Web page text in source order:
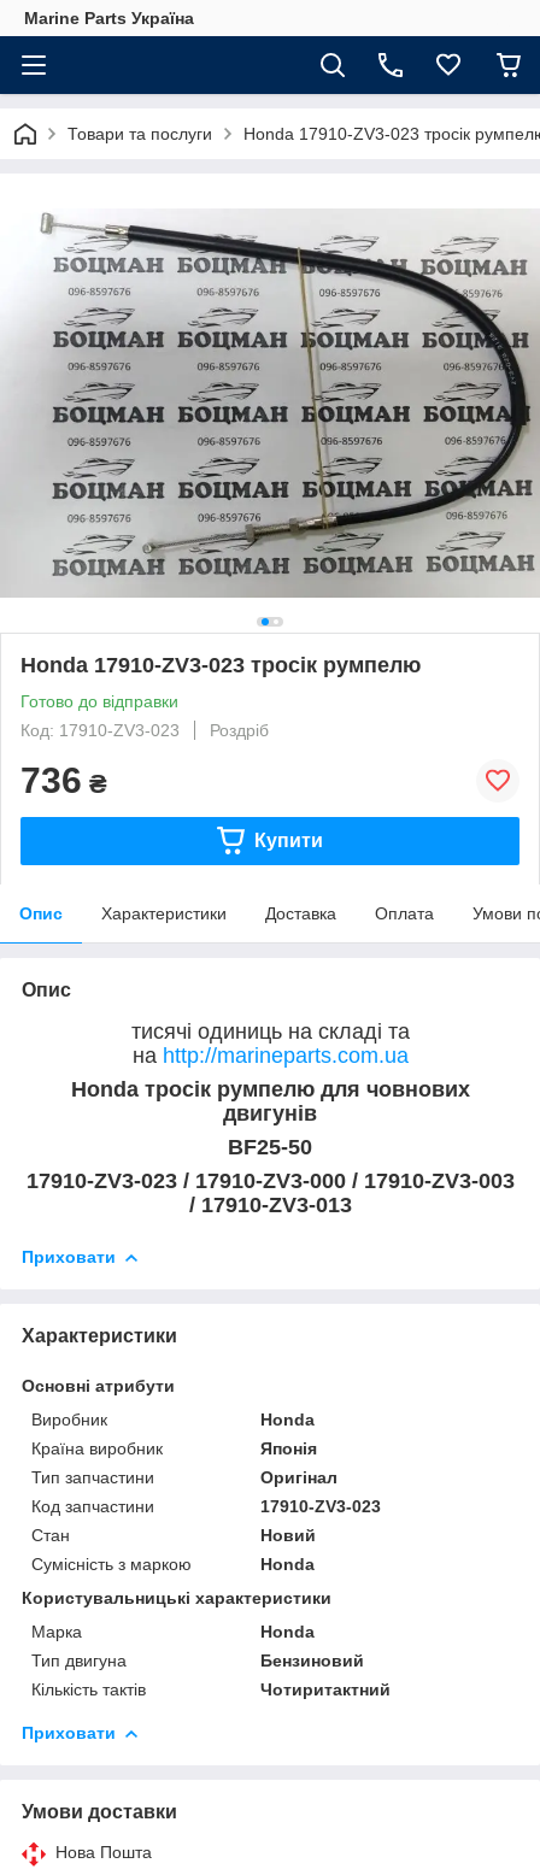
Marine Parts Україна
Товари та послуги Honda 17910-ZV3-023 тросік
Honda 17910-ZV3-023 тросік румпелю
Готово до відправки
Код: 17910-ZV3-023
Роздріб
736 ₴
Купити
Опис Характеристики Доставка Оплата Умови
Опис
тисячі одиниць на складі та
на http://marineparts.com.ua
Honda тросік румпелю для човнових
двигунів
BF25-50
17910-ZV3-023 / 17910-ZV3-000 / 17910-ZV3-003
/ 17910-ZV3-013
Приховати
Характеристики
Основні атрибути
Виробник
Honda
Країна виробник
Японія
Тип запчастини
Оригінал
Код запчастини
17910-ZV3-023
Стан
Новий
Сумісність з маркою
Honda
Користувальницькі характеристики
Марка
Honda
Тип двигуна
Бензиновий
Кількість тактів
Чотиритактний
Приховати
Умови доставки
Нова Пошта